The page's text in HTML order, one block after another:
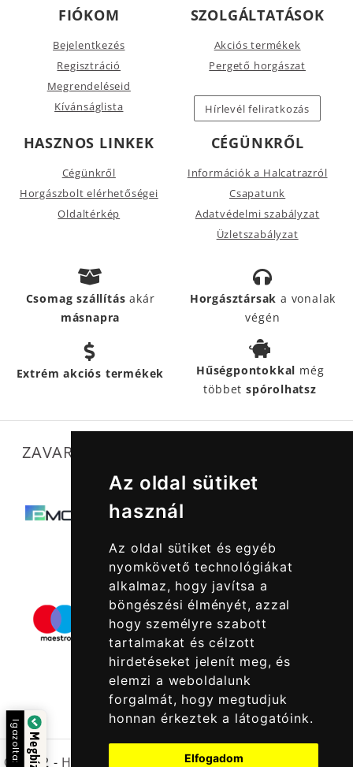
Az oldal sütiket
használ
Az oldal sütiket és egyéb
nyomkövető technológiákat
alkalmaz, hogy javítsa a
böngészési élményét, azzal
hogy személyre szabott
tartalmakat és célzott
hirdetéseket jelenít meg, és
elemzi a weboldalunk
forgalmát, hogy megtudjuk
honnan érkeztek a látogatóink.
Elfogadom
FIÓKOM
Bejelentkezés
Regisztráció
Megrendeléseid
Kívánságlista
SZOLGÁLTATÁSOK
Akciós termékek
Pergető horgászat
Hírlevél feliratkozás
HASZNOS LINKEK
Cégünkről
Horgászbolt elérhetőségei
Oldaltérkép
CÉGÜNKRŐL
Információk a Halcatrazról
Csapatunk
Adatvédelmi szabályzat
Üzletszabályzat
Csomag szállításakár
másnapra
Horgásztársak a vonalak
végén
Extrém akciós termékek Hűségpontokkal még
többetspórolhatsz
ZAVARTALAN MŰKÖDÉSÜNKET SEGÍTIK
© 2022 - Halcatraz Kft.
Igazolta: